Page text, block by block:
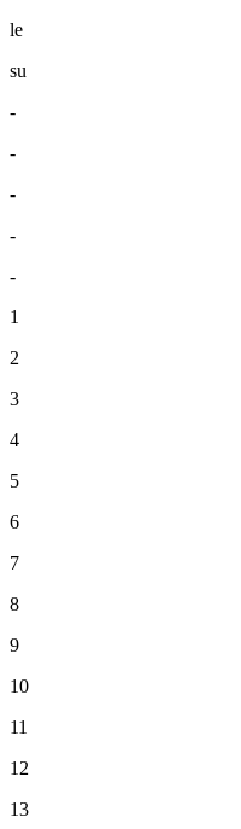
le
su
-
-
-
-
-
1
2
3
4
5
6
7
8
9
10
11
12
13